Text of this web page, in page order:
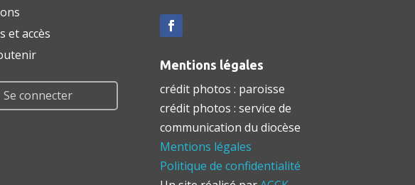
et accès
Se connecter
Mentions légales
crédit photos : paroisse
crédit photos : service de
communication du diocèse
Mentions légales
Politique de confidentialité